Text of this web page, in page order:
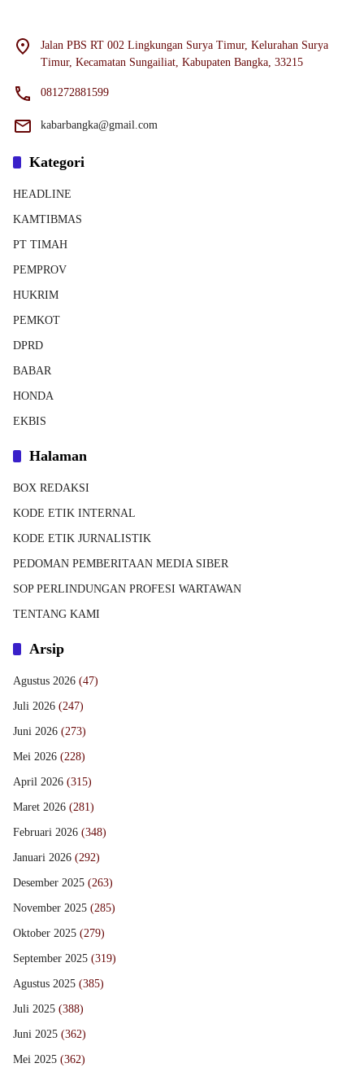
Jalan PBS RT 002 Lingkungan Surya Timur, Kelurahan Surya
Timur, Kecamatan Sungailiat, Kabupaten Bangka, 33215
081272881599
kabarbangka@gmail.com
Kategori
HEADLINE
KAMTIBMAS
PT TIMAH
PEMPROV
HUKRIM
PEMKOT
DPRD
BABAR
HONDA
EKBIS
Halaman
BOX REDAKSI
KODE ETIK INTERNAL
KODE ETIK JURNALISTIK
PEDOMAN PEMBERITAAN MEDIA SIBER
SOP PERLINDUNGAN PROFESI WARTAWAN
TENTANG KAMI
Arsip
Agustus 2026 (47)
Juli 2026 (247)
Juni 2026 (273)
Mei 2026 (228)
April 2026 (315)
Maret 2026 (281)
Februari 2026 (348)
Januari 2026 (292)
Desember 2025 (263)
November 2025 (285)
Oktober 2025 (279)
September 2025 (319)
Agustus 2025 (385)
Juli 2025 (388)
Juni 2025 (362)
Mei 2025 (362)